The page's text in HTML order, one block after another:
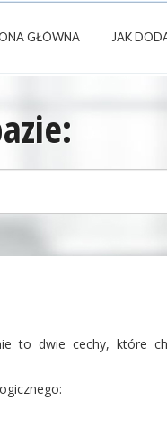
GŁÓWNA JAK
to dwie cechy, które